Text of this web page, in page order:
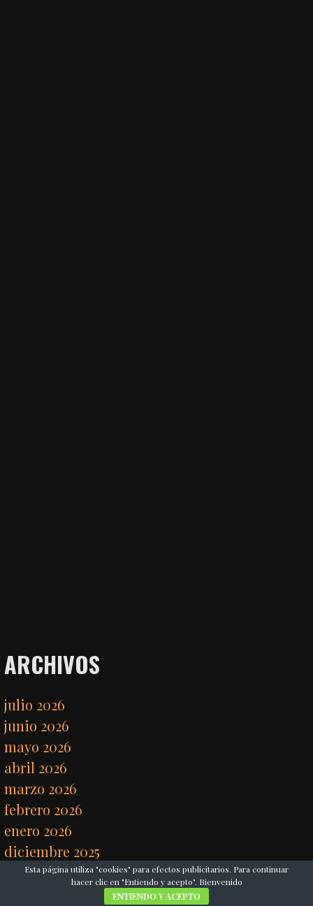
ARCHIVOS
julio 2026
junio 2026
mayo 2026
abril 2026
marzo 2026
febrero 2026
enero 2026
diciembre 2025
noviembre 2025
Esta página utiliza "cookies" para efectos publicitarios. Para continuar
hacer clic en "Entiendo y acepto". Bienvenido
ENTIENDO Y ACEPTO